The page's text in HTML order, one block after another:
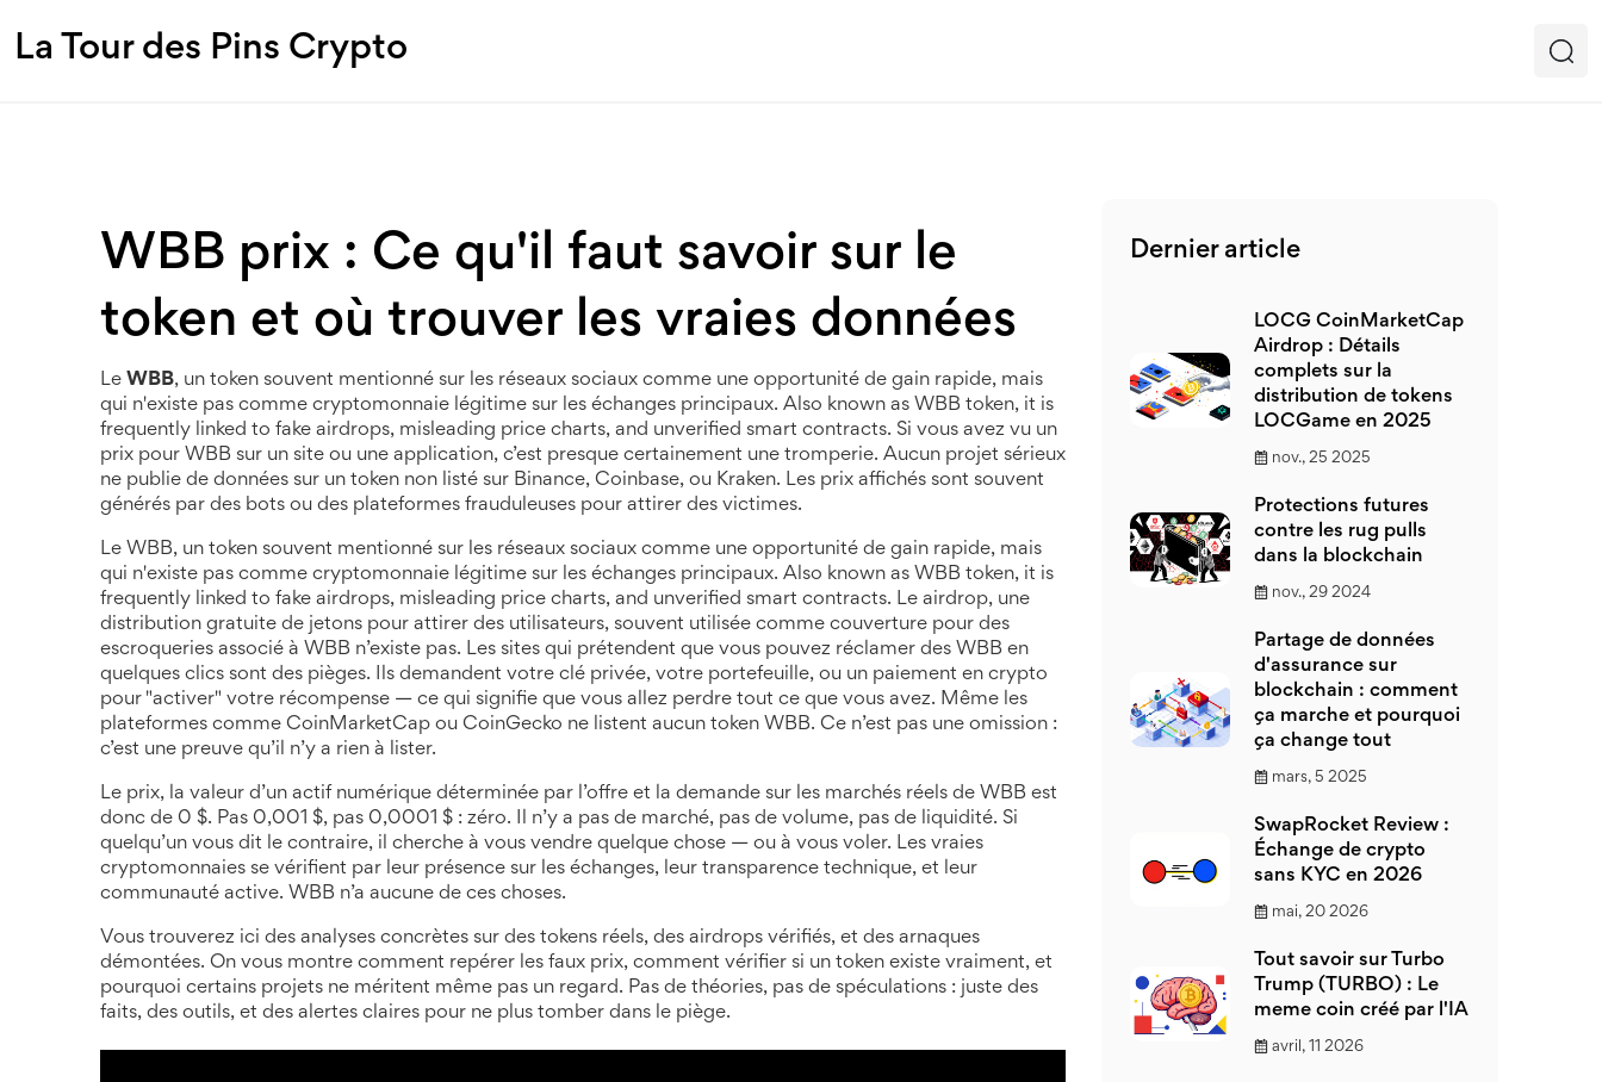
La Tour des Pins Crypto
WBB prix : Ce qu'il faut savoir sur le
token et où trouver les vraies données
Le WBB, un token souvent mentionné sur les réseaux sociaux comme une opportunité de gain rapide, mais
qui n'existe pas comme cryptomonnaie légitime sur les échanges principaux. Also known as WBB token, it is
frequently linked to fake airdrops, misleading price charts, and unverified smart contracts. Si vous avez vu un
prix pour WBB sur un site ou une application, c’est presque certainement une tromperie. Aucun projet sérieux
ne publie de données sur un token non listé sur Binance, Coinbase, ou Kraken. Les prix affichés sont souvent
générés par des bots ou des plateformes frauduleuses pour attirer des victimes.
Le WBB, un token souvent mentionné sur les réseaux sociaux comme une opportunité de gain rapide, mais
qui n'existe pas comme cryptomonnaie légitime sur les échanges principaux. Also known as WBB token, it is
frequently linked to fake airdrops, misleading price charts, and unverified smart contracts. Le airdrop, une
distribution gratuite de jetons pour attirer des utilisateurs, souvent utilisée comme couverture pour des
escroqueries associé à WBB n’existe pas. Les sites qui prétendent que vous pouvez réclamer des WBB en
quelques clics sont des pièges. Ils demandent votre clé privée, votre portefeuille, ou un paiement en crypto
pour "activer" votre récompense — ce qui signifie que vous allez perdre tout ce que vous avez. Même les
plateformes comme CoinMarketCap ou CoinGecko ne listent aucun token WBB. Ce n’est pas une omission :
c’est une preuve qu’il n’y a rien à lister.
Le prix, la valeur d’un actif numérique déterminée par l’offre et la demande sur les marchés réels de WBB est
donc de 0 $. Pas 0,001 $, pas 0,0001 $ : zéro. Il n’y a pas de marché, pas de volume, pas de liquidité. Si
quelqu’un vous dit le contraire, il cherche à vous vendre quelque chose — ou à vous voler. Les vraies
cryptomonnaies se vérifient par leur présence sur les échanges, leur transparence technique, et leur
communauté active. WBB n’a aucune de ces choses.
Vous trouverez ici des analyses concrètes sur des tokens réels, des airdrops vérifiés, et des arnaques
démontées. On vous montre comment repérer les faux prix, comment vérifier si un token existe vraiment, et
pourquoi certains projets ne méritent même pas un regard. Pas de théories, pas de spéculations : juste des
faits, des outils, et des alertes claires pour ne plus tomber dans le piège.
Dernier article
LOCG CoinMarketCap
Airdrop : Détails
complets sur la
distribution de tokens
LOCGame en 2025
nov., 25 2025
Protections futures
contre les rug pulls
dans la blockchain
nov., 29 2024
Partage de données
d'assurance sur
blockchain : comment
ça marche et pourquoi
ça change tout
mars, 5 2025
SwapRocket Review :
Échange de crypto
sans KYC en 2026
mai, 20 2026
Tout savoir sur Turbo
Trump (TURBO) : Le
meme coin créé par l'IA
avril, 11 2026